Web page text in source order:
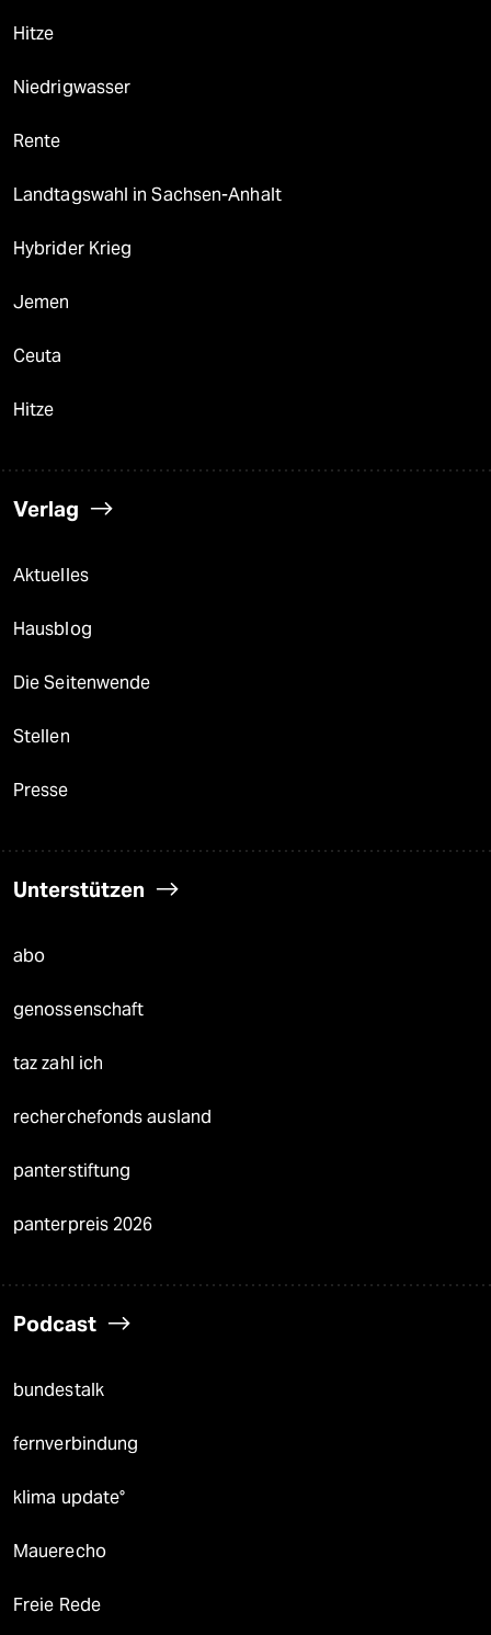
Hitze
Niedrigwasser
Rente
Landtagswahl in Sachsen-Anhalt
Hybrider Krieg
Jemen
Ceuta
Hitze
Verlag
Aktuelles
Hausblog
Die Seitenwende
Stellen
Presse
Unterstützen
abo
genossenschaft
taz zahl ich
recherchefonds ausland
panterstiftung
panterpreis 2026
Podcast
bundestalk
fernverbindung
klima update°
Mauerecho
Freie Rede